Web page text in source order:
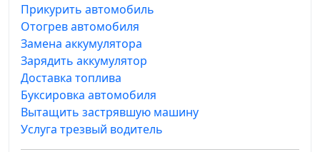
Прикурить автомобиль
Отогрев автомобиля
Замена аккумулятора
Зарядить аккумулятор
Доставка топлива
Буксировка автомобиля
Вытащить застрявшую машину
Услуга трезвый водитель